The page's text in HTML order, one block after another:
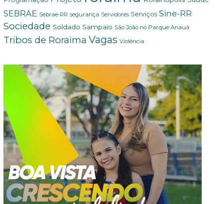
SEBRAE Sebrae-RR segurança Servidores Serviços Sine-RR
Sociedade Soldado Sampaio São João no Parque Anauá
Tribos de Roraima Vagas Violência